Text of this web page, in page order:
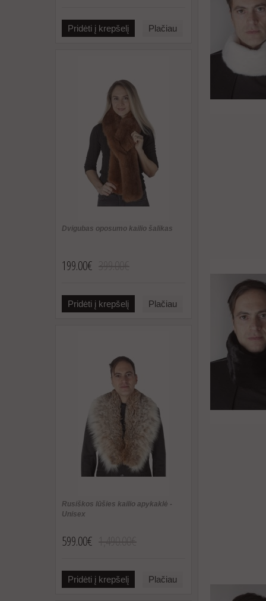
Pridėti į krepšelį Plačiau
Dvigubas oposumo kailio šalikas
199.00€
Pridėti į krepšelį Plačiau
Rusiškos lūšies kailio apykaklė -
Unisex
599.00€
Pridėti į krepšelį Plačiau